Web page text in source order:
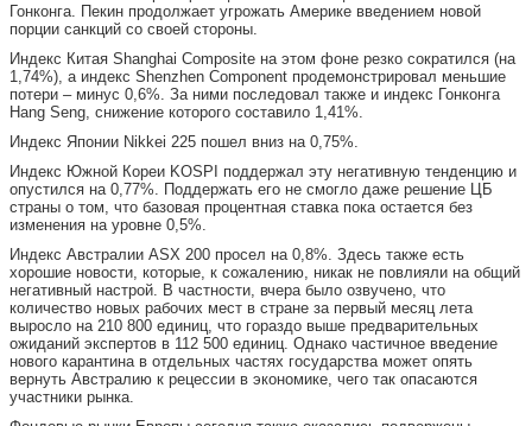
Гонконга. Пекин продолжает угрожать Америке введением новой
порции санкций со своей стороны.
Индекс Китая Shanghai Composite на этом фоне резко сократился (на
1,74%), а индекс Shenzhen Component продемонстрировал меньшие
потери – минус 0,6%. За ними последовал также и индекс Гонконга
Hang Seng, снижение которого составило 1,41%.
Индекс Японии Nikkei 225 пошел вниз на 0,75%.
Индекс Южной Кореи KOSPI поддержал эту негативную тенденцию и
опустился на 0,77%. Поддержать его не смогло даже решение ЦБ
страны о том, что базовая процентная ставка пока остается без
изменения на уровне 0,5%.
Индекс Австралии ASX 200 просел на 0,8%. Здесь также есть
хорошие новости, которые, к сожалению, никак не повлияли на общий
негативный настрой. В частности, вчера было озвучено, что
количество новых рабочих мест в стране за первый месяц лета
выросло на 210 800 единиц, что гораздо выше предварительных
ожиданий экспертов в 112 500 единиц. Однако частичное введение
нового карантина в отдельных частях государства может опять
вернуть Австралию к рецессии в экономике, чего так опасаются
участники рынка.